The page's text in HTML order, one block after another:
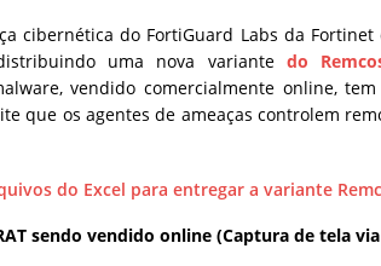
cibernética do FortiGuard Labs da
uma nova variante do
vendido comercialmente online,
que os agentes de ameaças controlem
sendo vendido online (Captura de tela